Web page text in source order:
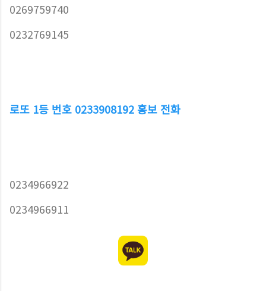
0269759740
0232769145
로또 1등 번호 0233908192 홍보 전화
0234966922
0234966911